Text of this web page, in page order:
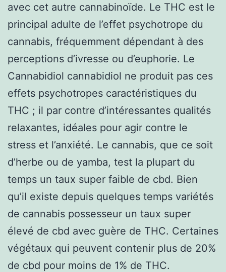
avec cet autre cannabinoïde. Le THC est le
principal adulte de l’effet psychotrope du
cannabis, fréquemment dépendant à des
perceptions d’ivresse ou d’euphorie. Le
Cannabidiol cannabidiol ne produit pas ces
effets psychotropes caractéristiques du
THC ; il par contre d’intéressantes qualités
relaxantes, idéales pour agir contre le
stress et l’anxiété. Le cannabis, que ce soit
d’herbe ou de yamba, test la plupart du
temps un taux super faible de cbd. Bien
qu’il existe depuis quelques temps variétés
de cannabis possesseur un taux super
élevé de cbd avec guère de THC. Certaines
végétaux qui peuvent contenir plus de 20%
de cbd pour moins de 1% de THC.